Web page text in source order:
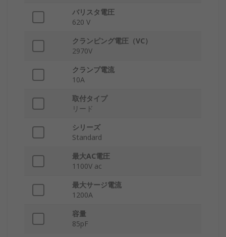
バリスタ電圧
620 V
クランピング電圧（VC）
2970V
クランプ電流
10A
取付タイプ
リード
シリーズ
Standard
最大AC電圧
1100V ac
最大サージ電流
1200A
容量
85pF